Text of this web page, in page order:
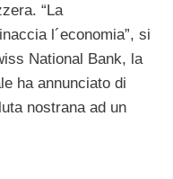
“La
l´economia”, si
National Bank, la
ha annunciato di
nostrana ad un